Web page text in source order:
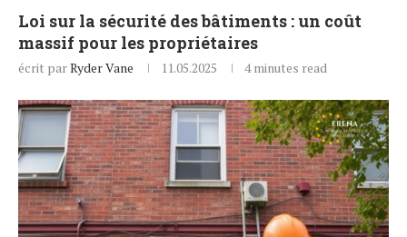
Loi sur la sécurité des bâtiments : un coût
massif pour les propriétaires
écrit parRyder Vane 11.05.2025 4 minutes read